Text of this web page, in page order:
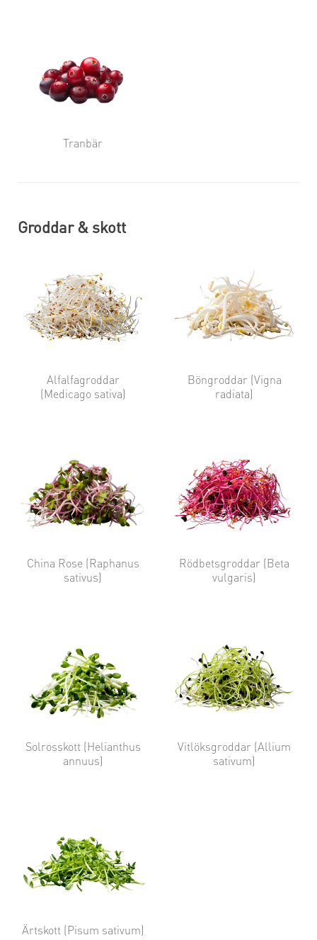
Tranbär
Groddar & skott
Alfalfagroddar
(Medicago sativa)
Böngroddar (Vigna
radiata)
China Rose (Raphanus
sativus)
Rödbetsgroddar (Beta
vulgaris)
Solrosskott (Helianthus
annuus)
Vitlöksgroddar (Allium
sativum)
Ärtskott (Pisum sativum)